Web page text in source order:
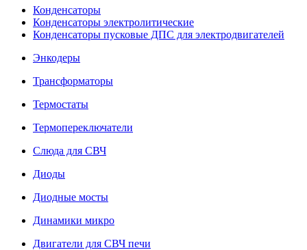
Конденсаторы
Конденсаторы электролитические
Конденсаторы пусковые ДПС для электродвигателей
Энкодеры
Трансформаторы
Термостаты
Термопереключатели
Слюда для СВЧ
Диоды
Диодные мосты
Динамики микро
Двигатели для СВЧ печи